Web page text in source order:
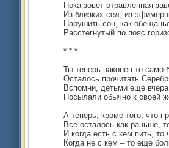
Пока зовет отравленная
Из близких сел, из
Нарушить сон, как
Расстегнутый по пояс
* * *
Ты теперь наконец-то само
Осталось прочитать
Вспомни, детьми еще
Посылали обычно к своей
А теперь, кроме того, что
Все осталось как раньше,
И когда есть с кем пить,
Когда не с кем – то еще